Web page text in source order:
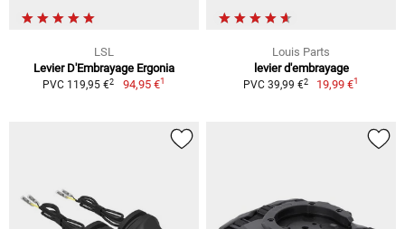
LSL
Levier D'Embrayage Ergonia
PVC 119,95 €2 94,95 €1
Louis Parts
levier d'embrayage
PVC 39,99 €2 19,99 €1